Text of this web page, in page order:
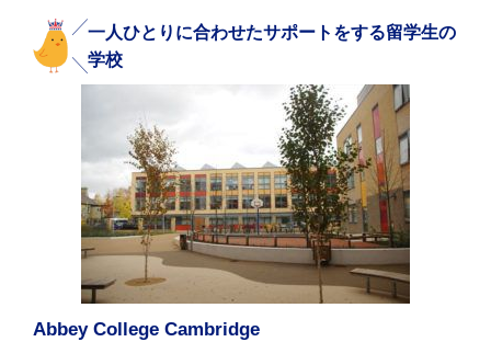
一人ひとりに合わせたサポートをする留学生の
学校
Abbey College Cambridge